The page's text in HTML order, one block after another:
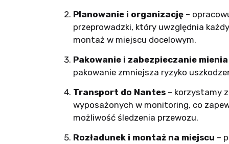
Planowanie i organizację–
przeprowadzki, który uwzględnia
montaż w miejscu docelowym.
Pakowanie i zabezpieczanie mienia
pakowanie zmniejsza ryzyko
Transport do Nantes– korzystamy
wyposażonych w monitoring, co
możliwość śledzenia przewozu.
Rozładunek i montaż na miejscu –